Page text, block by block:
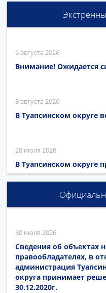
6 августа 2026
Внимание! Ожидается
3 августа 2026
В Туапсинском округе
28 июля 2026
В Туапсинском округе
30 июля 2026
Сведения об объектах
правообладателях, в
администрация
округа принимает
30.12.2020г.